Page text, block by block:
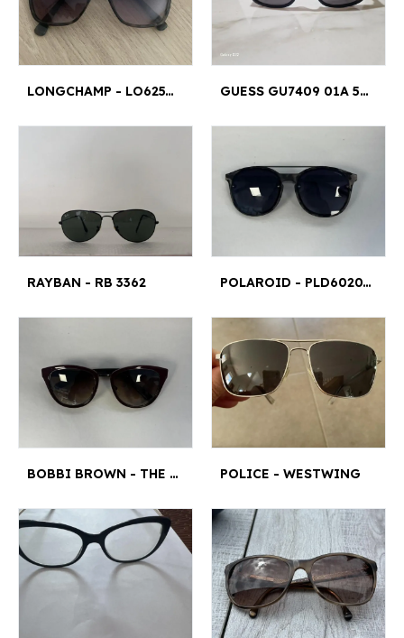
LONGCHAMP - LO625/S 54¤16 GUESS GU7409 01A 54¤15
RAYBAN - RB 3362 POLAROID - PLD6020/FS TUHWJ 57¤17 145
BOBBI BROWN - THE ROWAN/S KE6CC 53¤21 140 POLICE - WESTWING